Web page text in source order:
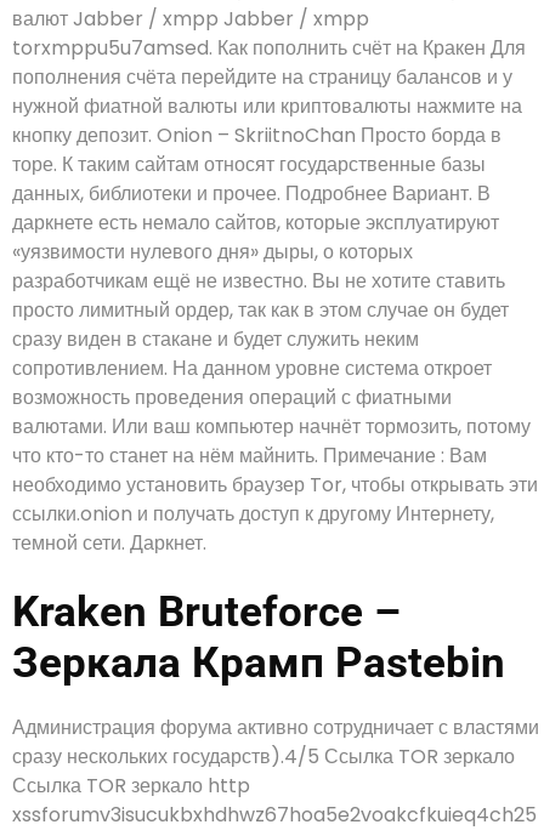
валют Jabber / xmpp Jabber / xmpp
torxmppu5u7amsed. Как пополнить счёт на Кракен Для
пополнения счёта перейдите на страницу балансов и у
нужной фиатной валюты или криптовалюты нажмите на
кнопку депозит. Onion – SkriitnoChan Просто борда в
торе. К таким сайтам относят государственные базы
данных, библиотеки и прочее. Подробнее Вариант. В
даркнете есть немало сайтов, которые эксплуатируют
«уязвимости нулевого дня» дыры, о которых
разработчикам ещё не известно. Вы не хотите ставить
просто лимитный ордер, так как в этом случае он будет
сразу виден в стакане и будет служить неким
сопротивлением. На данном уровне система откроет
возможность проведения операций с фиатными
валютами. Или ваш компьютер начнёт тормозить, потому
что кто-то станет на нём майнить. Примечание : Вам
необходимо установить браузер Tor, чтобы открывать эти
ссылки.onion и получать доступ к другому Интернету,
темной сети. Даркнет.
Kraken Bruteforce –
Зеркала Крамп Pastebin
Администрация форума активно сотрудничает с властями
сразу нескольких государств).4/5 Ссылка TOR зеркало
Ссылка TOR зеркало http
xssforumv3isucukbxhdhwz67hoa5e2voakcfkuieq4ch25